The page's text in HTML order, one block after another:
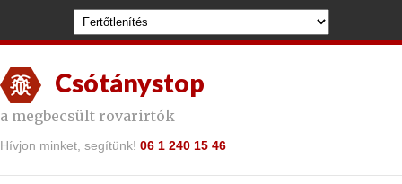
Csótánystop
a megbecsült rovarirtók
Hívjon minket, segítünk! 06 1 240 15 46